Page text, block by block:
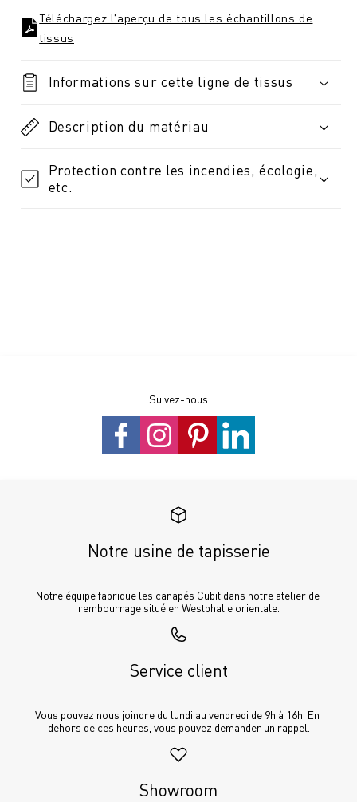
Téléchargez l'aperçu de tous les échantillons de
tissus
Informations sur cette ligne de tissus
Description du matériau
Protection contre les incendies, écologie,
etc.
Suivez-nous
Notre usine de tapisserie
Notre équipe fabrique les canapés Cubit dans notre atelier de
rembourrage situé en Westphalie orientale.
Service client
Vous pouvez nous joindre du lundi au vendredi de 9h à 16h. En
dehors de ces heures, vous pouvez demander un rappel.
Showroom